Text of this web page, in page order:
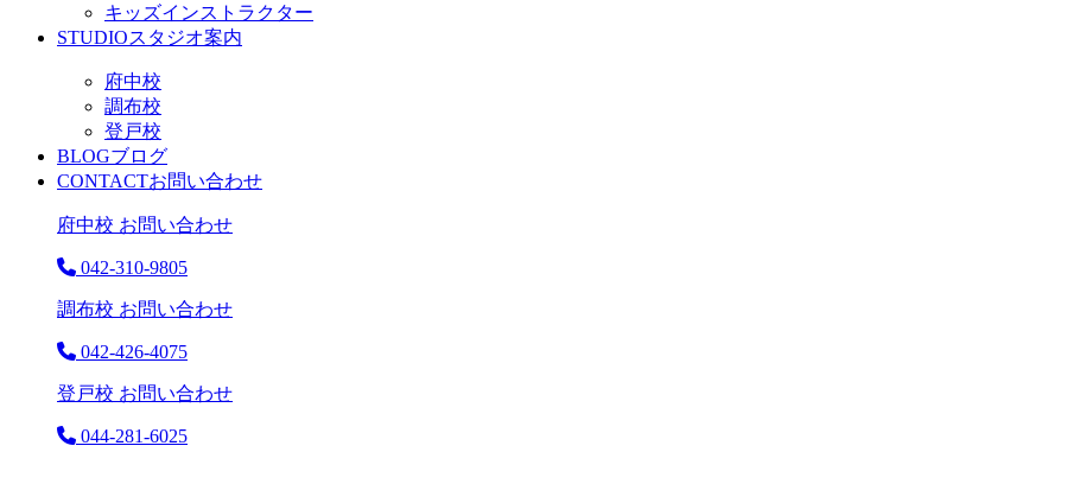
キッズインストラクター
STUDIOスタジオ案内
府中校
調布校
登戸校
BLOGブログ
CONTACTお問い合わせ
府中校 お問い合わせ
042-310-9805
調布校 お問い合わせ
042-426-4075
登戸校 お問い合わせ
044-281-6025